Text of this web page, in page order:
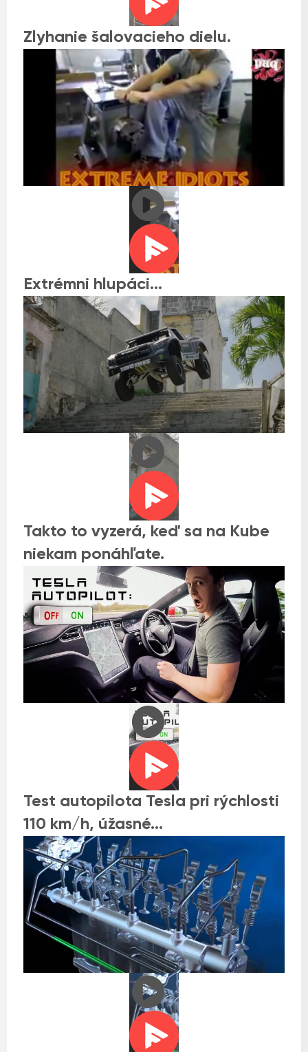
Zlyhanie šalovacieho dielu.
Extrémni hlupáci…
Takto to vyzerá, keď sa na Kube
niekam ponáhľate.
Test autopilota Tesla pri rýchlosti
110 km/h, úžasné…